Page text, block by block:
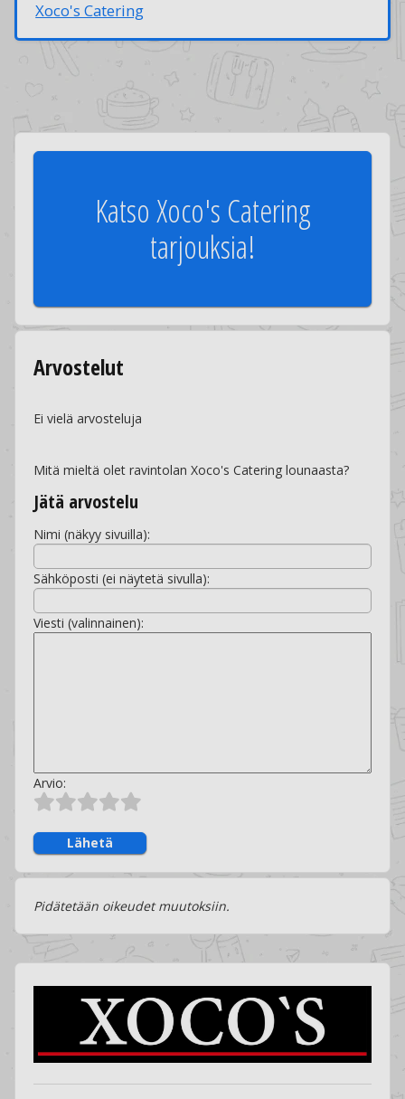
Xoco's Catering
Katso Xoco's Catering
tarjouksia!
Arvostelut
Ei vielä arvosteluja
Mitä mieltä olet ravintolan Xoco's Catering lounaasta?
Jätä arvostelu
Nimi (näkyy sivuilla):
Sähköposti (ei näytetä sivulla):
Viesti (valinnainen):
Arvio:
Lähetä
Pidätetään oikeudet muutoksiin.